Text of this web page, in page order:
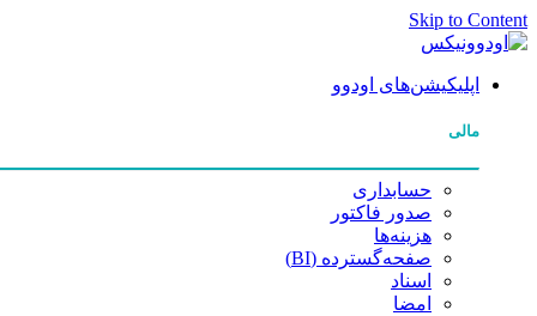
Skip to Content
اپلیکیشن‌های اودوو
مالی
حسابداری
صدور فاکتور
هزینه‌ها
صفحه‌گسترده (BI)
اسناد
امضا